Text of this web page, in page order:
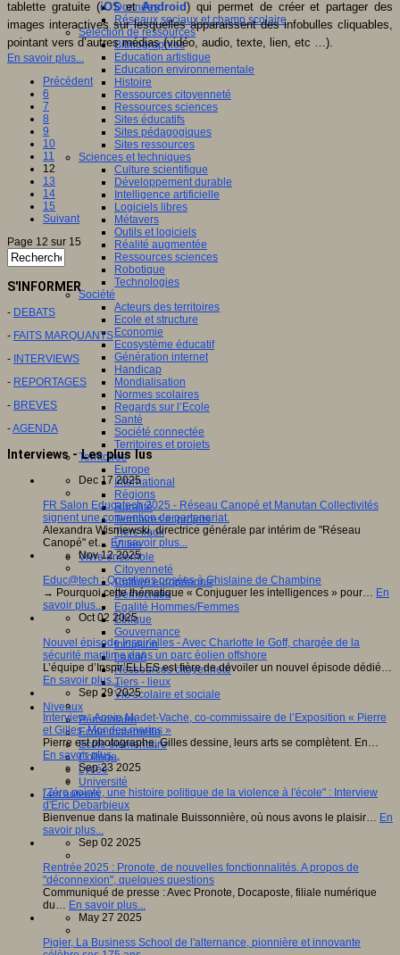
Données
Réseaux sociaux et champ scolaire
Sélection de ressources
Bibliographies
Education artistique
Education environnementale
Histoire
Ressources citoyenneté
Ressources sciences
Sites éducatifs
Sites pédagogiques
Sites ressources
Sciences et techniques
Culture scientifique
Développement durable
Intelligence artificielle
Logiciels libres
Métavers
Outils et logiciels
Réalité augmentée
Ressources sciences
Robotique
Technologies
Société
Acteurs des territoires
Ecole et structure
Economie
Ecosystème éducatif
Génération internet
Handicap
Mondialisation
Normes scolaires
Regards sur l’Ecole
Santé
Société connectée
Territoires et projets
Territoires
Europe
International
Régions
Ruralité
Territoires et projets
Tiers lieux
Villes
Vivre ensemble
Citoyenneté
Culture européenne
Démocratie
Egalité Hommes/Femmes
Ethique
Gouvernance
Inclusion
Laïcité
Ressources citoyenneté
Tiers - lieux
Vie scolaire et sociale
Niveaux
Périscolaire
Ecole maternelle
Ecole élémentaire
Collège
Lycée
Université
Les auteurs
tablette gratuite (iOSetAndroid) qui permet de créer et partager des
images interactives sur lesquelles apparaissent des infobulles cliquables,
pointant vers d’autres médias (vidéo, audio, texte, lien, etc …).
En savoir plus...
Précédent
6
7
8
9
10
11
12
13
14
15
Suivant
Page 12 sur 15
S'INFORMER
- DEBATS
- FAITS MARQUANTS
- INTERVIEWS
- REPORTAGES
- BREVES
-AGENDA
Interviews - Les plus lus
Dec 17 2025
FR Salon Educatech 2025 - Réseau Canopé et Manutan Collectivités
signent une convention de partenariat.
Alexandra Wisniewski, directrice générale par intérim de "Réseau
Canopé" et… En savoir plus...
Nov 12 2025
Educ@tech : Questions posées à Ghislaine de Chambine
→ Pourquoi cette thématique « Conjuguer les intelligences » pour… En
savoir plus...
Oct 02 2025
Nouvel épisode Inspir'elles - Avec Charlotte le Goff, chargée de la
sécurité maritime dans un parc éolien offshore
L’équipe d’Inspir’ELLES est fière de dévoiler un nouvel épisode dédié…
En savoir plus...
Sep 29 2025
Interview : Annie Madet-Vache, co-commissaire de l’Exposition « Pierre
et Gilles, Mondes marins »
Pierre est photographe, Gilles dessine, leurs arts se complètent. En…
En savoir plus...
Sep 23 2025
"Zéro pointé, une histoire politique de la violence à l'école" : Interview
d'Eric Debarbieux
Bienvenue dans la matinale Buissonnière, où nous avons le plaisir… En
savoir plus...
Sep 02 2025
Rentrée 2025 : Pronote, de nouvelles fonctionnalités. A propos de
"déconnexion", quelques questions
Communiqué de presse : Avec Pronote, Docaposte, filiale numérique
du… En savoir plus...
May 27 2025
Pigier, La Business School de l'alternance, pionnière et innovante